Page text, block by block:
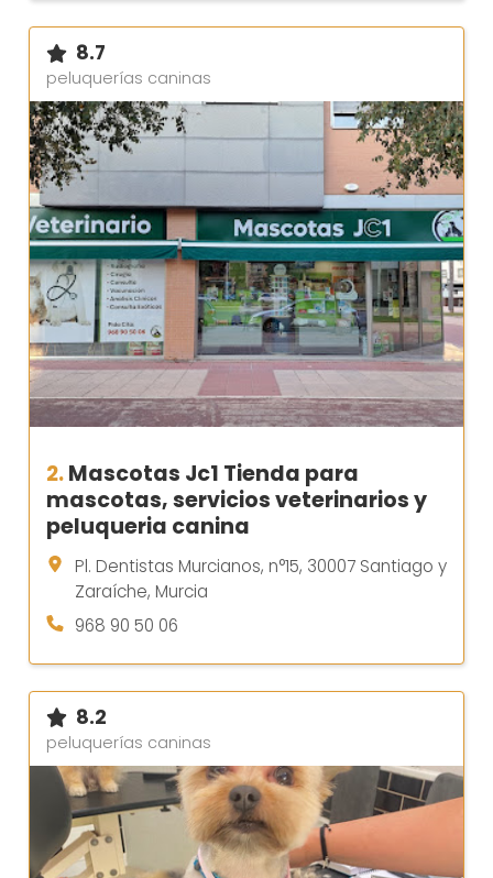
8.7
peluquerías caninas
2.Mascotas Jc1 Tienda para
mascotas, servicios veterinarios y
peluqueria canina
Pl. Dentistas Murcianos, n°15, 30007 Santiago y
Zaraíche, Murcia
968 90 50 06
8.2
peluquerías caninas